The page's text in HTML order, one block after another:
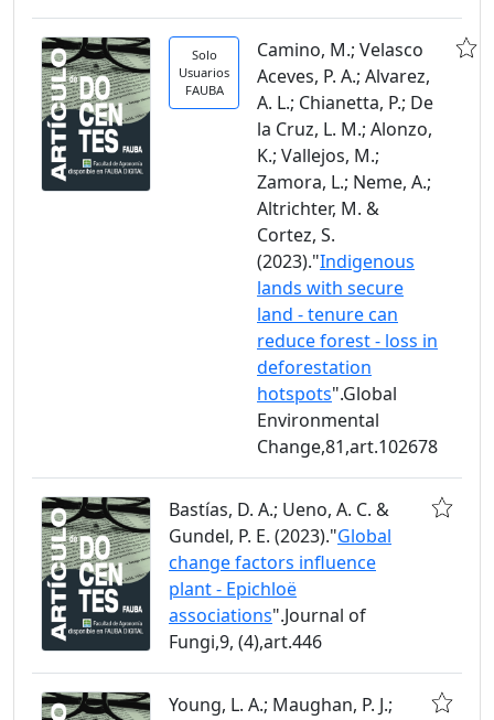
Solo
Usuarios
FAUBA
Camino, M.; Velasco
Aceves, P. A.; Alvarez,
A. L.; Chianetta, P.; De
la Cruz, L. M.; Alonzo,
K.; Vallejos, M.;
Zamora, L.; Neme, A.;
Altrichter, M. &
Cortez, S.
(2023)."Indigenous
lands with secure
land - tenure can
reduce forest - loss in
deforestation
hotspots".Global
Environmental
Change,81,art.102678
Bastías, D. A.; Ueno, A. C. &
Gundel, P. E. (2023)."Global
change factors influence
plant - Epichloë
associations".Journal of
Fungi,9, (4),art.446
Young, L. A.; Maughan, P. J.;